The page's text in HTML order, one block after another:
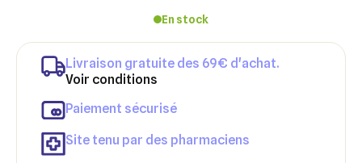
En stock
Livraison gratuite des 69€ d'achat.
Voir conditions
Paiement sécurisé
Site tenu par des pharmaciens
Créer une liste d'envies
Nom de la liste d'envies
Connexion
Vous devez être connecté pour ajouter des produits à votre
liste d'envies.